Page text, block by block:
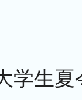
学生